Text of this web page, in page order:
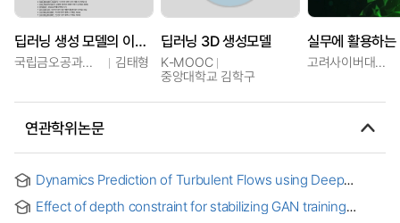
딥러닝 생성 모델의 이해와 설계
국립금오공과대학교 김태형
딥러닝 3D 생성모델
K-MOOC
중앙대학교 김학구
실무에 활용하
고려사이버대학교
연관학위논문
Dynamics Prediction of Turbulent Flows using Deep
예측
Effect of depth constraint for stabilizing GAN training